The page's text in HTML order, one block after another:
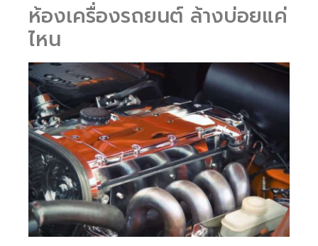
ห้องเครื่องรถยนต์ ล้างบ่อยแค่
ไหน